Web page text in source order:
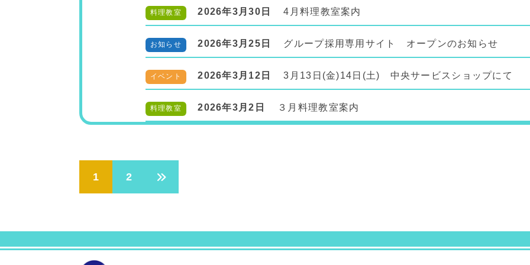
料理教室 2026年3月30日 4月料理教室案内
お知らせ 2026年3月25日 グループ採用専用サイト オープンのお知らせ
イベント 2026年3月12日 3月13日(金)14日(土) 中央サービスショップに
料理教室 2026年3月2日 ３月料理教室案内
投
稿
ペ
1 2